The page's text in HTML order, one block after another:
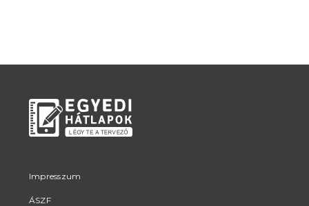
Impresszum
ÁSZF